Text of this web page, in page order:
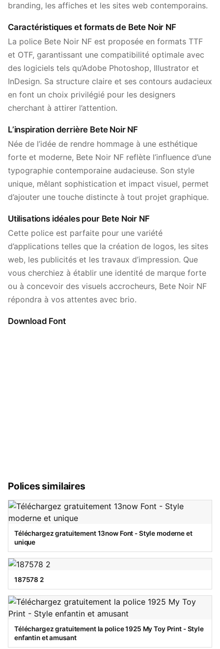
branding, les affiches et les sites web contemporains.
Caractéristiques et formats de Bete Noir NF
La police Bete Noir NF est proposée en formats TTF
et OTF, garantissant une compatibilité optimale avec
des logiciels tels qu’Adobe Photoshop, Illustrator et
InDesign. Sa structure claire et ses contours audacieux
en font un choix privilégié pour les designers
cherchant à attirer l’attention.
L’inspiration derrière Bete Noir NF
Née de l’idée de rendre hommage à une esthétique
forte et moderne, Bete Noir NF reflète l’influence d’une
typographie contemporaine audacieuse. Son style
unique, mêlant sophistication et impact visuel, permet
d’ajouter une touche distincte à tout projet graphique.
Utilisations idéales pour Bete Noir NF
Cette police est parfaite pour une variété
d’applications telles que la création de logos, les sites
web, les publicités et les travaux d’impression. Que
vous cherchiez à établir une identité de marque forte
ou à concevoir des visuels accrocheurs, Bete Noir NF
répondra à vos attentes avec brio.
Download Font
Polices similaires
Téléchargez gratuitement 13now Font - Style moderne et
unique
187578 2
Téléchargez gratuitement la police 1925 My Toy Print - Style
enfantin et amusant